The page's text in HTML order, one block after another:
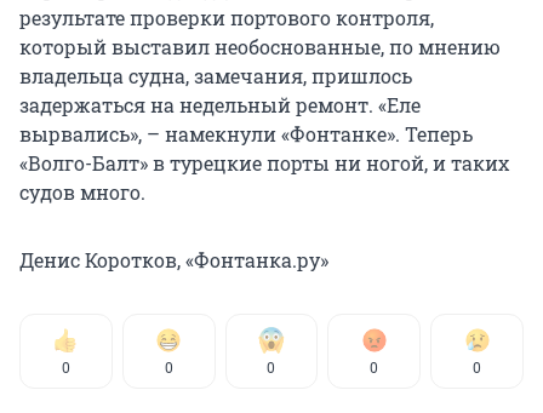
результате проверки портового контроля,
который выставил необоснованные, по мнению
владельца судна, замечания, пришлось
задержаться на недельный ремонт. «Еле
вырвались», – намекнули «Фонтанке». Теперь
«Волго-Балт» в турецкие порты ни ногой, и таких
судов много.
Денис Коротков, «Фонтанка.ру»
0 0 0 0 0